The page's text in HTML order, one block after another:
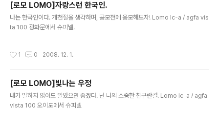
[로모 LOMO]자랑스런 한국인.
나는 한국인이다. 개천절을 생각하며, 공모전에 응모해보자! Lomo lc-a / agfa vis
ta 100 광화문에서 슈피넬.
1 0 2008. 12. 1.
[로모 LOMO]빛나는 우정
내가 말하지 않아도 알았으면 좋겠다. 넌 나의 소중한 친구란걸. Lomo lc-a / agfa
vista 100 오이도에서 슈피넬